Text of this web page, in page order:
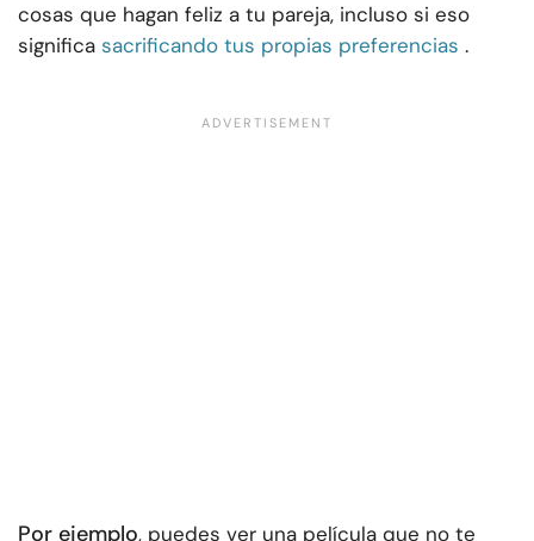
cosas que hagan feliz a tu pareja, incluso si eso
significa sacrificando tus propias preferencias .
Por ejemplo, puedes ver una película que no te